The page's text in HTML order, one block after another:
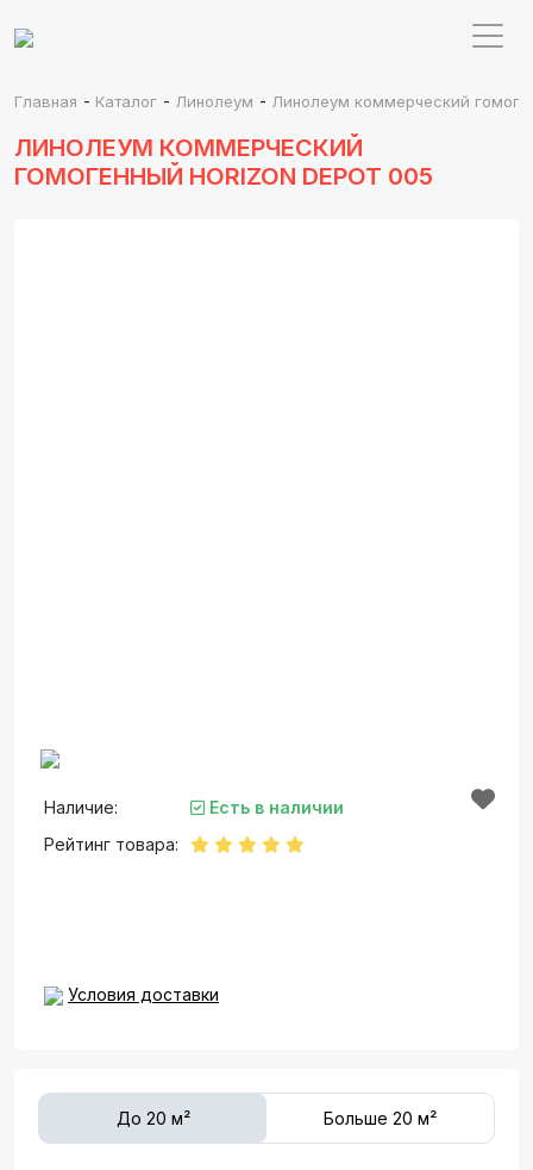
Главная - Каталог - Линолеум - Линолеум коммерческий
ЛИНОЛЕУМ КОММЕРЧЕСКИЙ
ГОМОГЕННЫЙ HORIZON DEPOT 005
Наличие:
Есть в наличии
Рейтинг товара:
Условия доставки
До 20 м² Больше 20 м²